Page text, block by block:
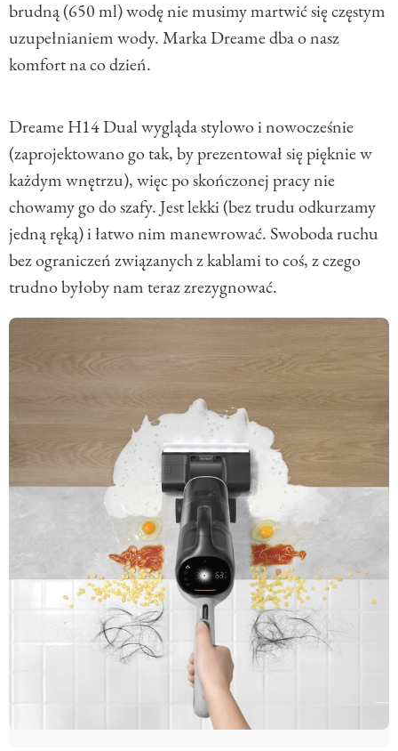
brudną (650 ml) wodę nie musimy martwić się częstym
uzupełnianiem wody. Marka Dreame dba o nasz
komfort na co dzień.
Dreame H14 Dual wygląda stylowo i nowocześnie
(zaprojektowano go tak, by prezentował się pięknie w
każdym wnętrzu), więc po skończonej pracy nie
chowamy go do szafy. Jest lekki (bez trudu odkurzamy
jedną ręką) i łatwo nim manewrować. Swoboda ruchu
bez ograniczeń związanych z kablami to coś, z czego
trudno byłoby nam teraz zrezygnować.